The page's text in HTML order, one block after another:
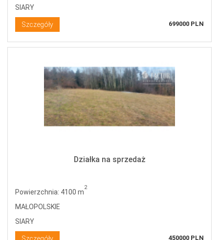
SIARY
Szczegóły 699000 PLN
Działka na sprzedaż
Powierzchnia: 4100 m
2
MAŁOPOLSKIE
SIARY
450000 PLN